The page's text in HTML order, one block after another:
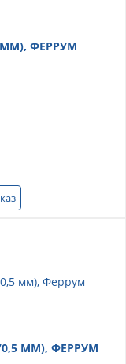
ММ), ФЕРРУМ
ММ), ФЕРРУМ